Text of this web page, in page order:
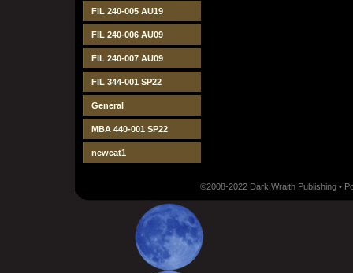
FIL 240-005 AU19
FIL 240-006 AU09
FIL 240-007 AU09
FIL 344-001 SP22
General
MBA 440-001 SP22
newcat1
©2008-2022 Dark Wraith Publishing •